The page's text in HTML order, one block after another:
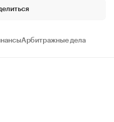
Арбитражные дела